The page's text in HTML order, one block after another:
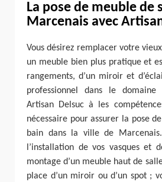
La pose de meuble de
Marcenais avec
Vous désirez remplacer votre
un meuble bien plus pratique et
rangements, d’un miroir et
professionnel dans le
Artisan Delsuc à les
nécessaire pour assurer la pose
bain dans la ville de
l’installation de vos vasques et
montage d’un meuble haut de
place d’un miroir ou d’un spot ;